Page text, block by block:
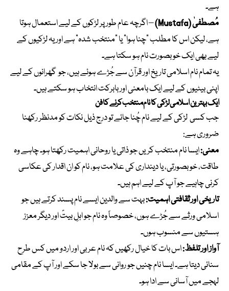
ہے۔
مُصطفیٰ (Mustafa)
– اگرچہ عام طور پر لڑکوں کے لیے استعمال ہوتا
ہے، لیکن اس کا مطلب “چنا ہوا” یا “منتخب شدہ” ہے اور یہ لڑکیوں کے
لیے بھی ایک خوبصورت نام ہو سکتا ہے۔
یہ تمام نام اسلامی تاریخ اور قرآن سے جُڑے ہوئے ہیں، جو گھرانوں کے لیے
اپنی بیٹیوں کے لیے ایک بامعنی اور بابرکت انتخاب ہو سکتے ہیں۔
ایک بہترین اسلامی لڑکی کا نام منتخب کرنے کا فن
جب کسی لڑکی کے لیے نام چُنا جائے تو درج ذیل نکات کو مدنظر رکھنا
ضروری ہے:
معنی:ایسا نام منتخب کریں جو ذاتی یا روحانی اہمیت رکھتا ہو۔ چاہے وہ
طاقت، خوبصورتی، یا دینداری کی علامت ہو، نام کو ان اقدار کی عکاسی
کرنی چاہیے جو آپ کے لیے اہم ہیں۔
تاریخی اور ثقافتی اہمیت:بہت سے والدین ایسے نام پسند کرتے ہیں جو
اسلامی ورثے سے جُڑے ہوں، خصوصاً وہ نام جو اہلِ بیتؑ اور دیگر معزز
ہستیوں سے منسوب ہوں۔
آواز اور تلفظ:اس بات کا خیال رکھیں کہ نام عربی اور اردو میں کس طرح
سنائی دیتا ہے۔ ایسا نام چنیں جو روانی سے بولا جا سکے اور آپ کے مقامی
لہجے میں آسانی سے ادا ہو۔